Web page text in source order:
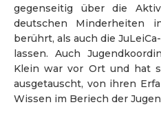
gegenseitig über die
deutschen Minderheiten
berührt, als auch die
lassen. Auch
Klein war vor Ort und hat
ausgetauscht, von ihren
Wissen im Beriech der